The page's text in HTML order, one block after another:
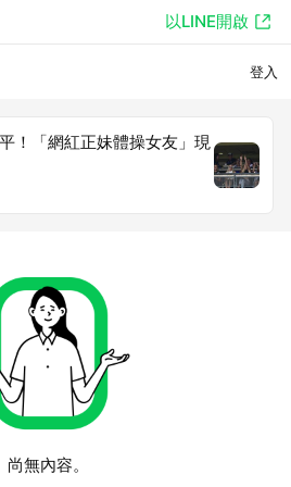
以LINE開啟
登入
！「網紅正妹體操女友」現
尚無內容。